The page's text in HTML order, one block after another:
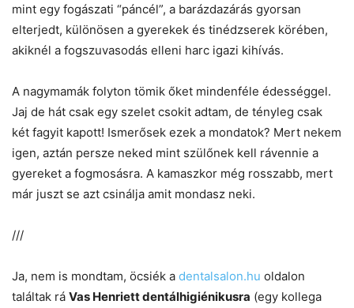
mint egy fogászati “páncél”, a barázdazárás gyorsan
elterjedt, különösen a gyerekek és tinédzserek körében,
akiknél a fogszuvasodás elleni harc igazi kihívás.
A nagymamák folyton tömik őket mindenféle édességgel.
Jaj de hát csak egy szelet csokit adtam, de tényleg csak
két fagyit kapott! Ismerősek ezek a mondatok? Mert nekem
igen, aztán persze neked mint szülőnek kell rávennie a
gyereket a fogmosásra. A kamaszkor még rosszabb, mert
már juszt se azt csinálja amit mondasz neki.
///
Ja, nem is mondtam, öcsiék a dentalsalon.hu oldalon
találtak rá Vas Henriett dentálhigiénikusra (egy kollega